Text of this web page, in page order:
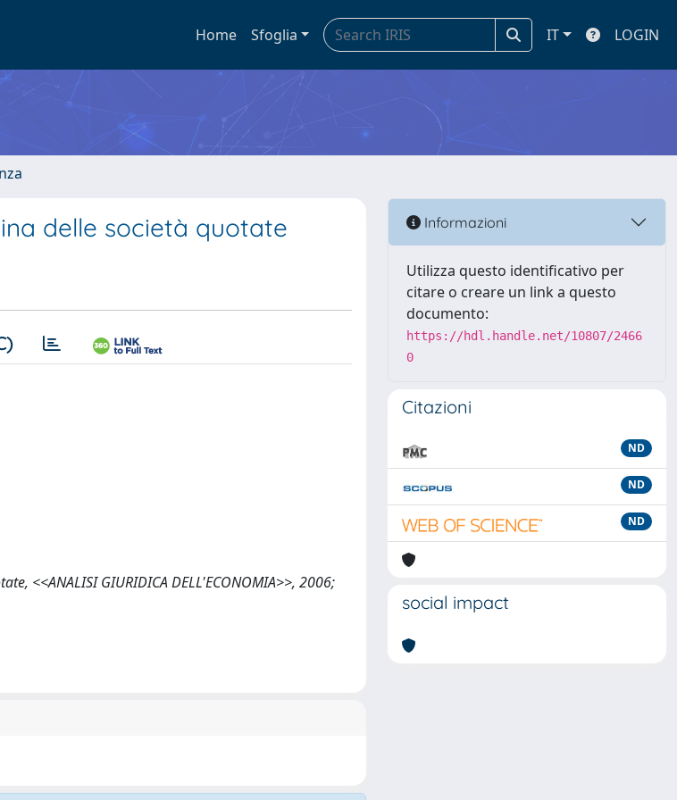
Home Sfoglia IT LOGIN
delle società quotate
<<ANALISI GIURIDICA DELL'ECONOMIA>>, 2006;
Informazioni
Utilizza questo identificativo per
citare o creare un link a questo
documento:
https://hdl.handle.net/10807/2466
0
Citazioni
ND
ND
ND
social impact